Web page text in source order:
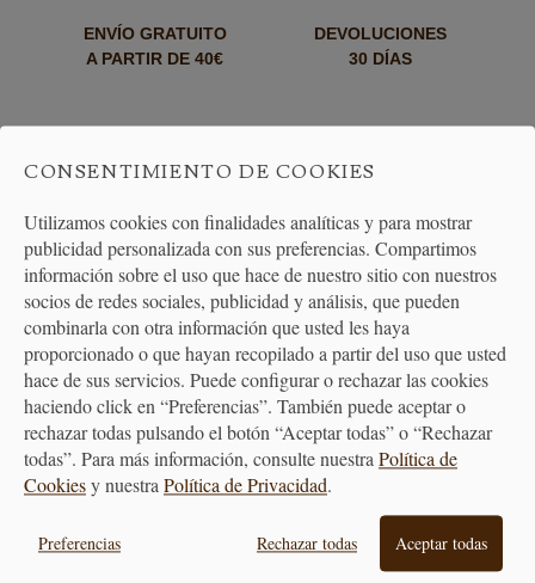
ENVÍO GRATUITO
A PARTIR DE 40€
DEVOLUCIONES
30 DÍAS
ATENCIÓN
AL CLIENTE
PREMIAMOS TUS COMPRAS
Consigue puntos en tus compras
que se transformarán en vales
CONSENTIMIENTO DE COOKIES
Utilizamos cookies con finalidades analíticas y para mostrar
publicidad personalizada con sus preferencias. Compartimos
información sobre el uso que hace de nuestro sitio con nuestros
socios de redes sociales, publicidad y análisis, que pueden
combinarla con otra información que usted les haya
proporcionado o que hayan recopilado a partir del uso que usted
hace de sus servicios. Puede configurar o rechazar las cookies
haciendo click en “Preferencias”. También puede aceptar o
rechazar todas pulsando el botón “Aceptar todas” o “Rechazar
todas”. Para más información, consulte nuestra Política de
Cookiesy nuestra Política de Privacidad.
Preferencias Rechazar todas Aceptar todas